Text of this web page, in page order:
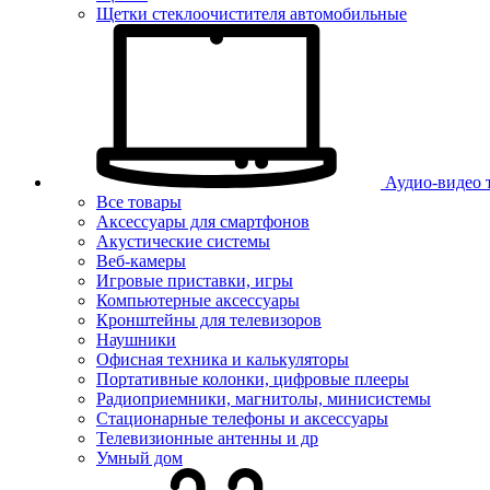
Щетки стеклоочистителя автомобильные
Аудио-видео
Все товары
Аксессуары для смартфонов
Акустические системы
Веб-камеры
Игровые приставки, игры
Компьютерные аксессуары
Кронштейны для телевизоров
Наушники
Офисная техника и калькуляторы
Портативные колонки, цифровые плееры
Радиоприемники, магнитолы, минисистемы
Стационарные телефоны и аксессуары
Телевизионные антенны и др
Умный дом